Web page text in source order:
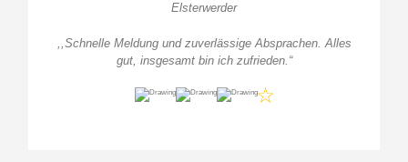
Elsterwerder
,,Schnelle Meldung und zuverlässige Absprachen. Alles
gut, insgesamt bin ich zufrieden. “